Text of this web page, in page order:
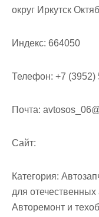
округ Иркутск
Индекс: 664050
Телефон: +7 (3952)
Почта:
Cайт:
Категория:
для
Авторемонт и